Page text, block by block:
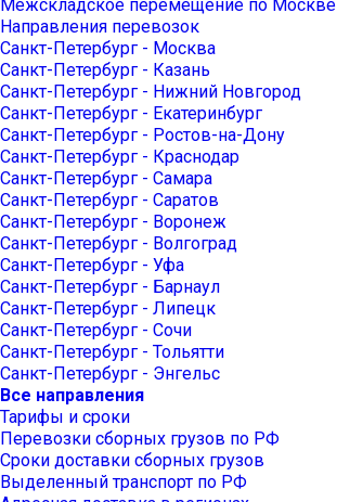
Межскладское перемещение по Москве
Направления перевозок
Санкт-Петербург - Москва
Санкт-Петербург - Казань
Санкт-Петербург - Нижний Новгород
Санкт-Петербург - Екатеринбург
Санкт-Петербург - Ростов-на-Дону
Санкт-Петербург - Краснодар
Санкт-Петербург - Самара
Санкт-Петербург - Саратов
Санкт-Петербург - Воронеж
Санкт-Петербург - Волгоград
Санкт-Петербург - Уфа
Санкт-Петербург - Барнаул
Санкт-Петербург - Липецк
Санкт-Петербург - Сочи
Санкт-Петербург - Тольятти
Санкт-Петербург - Энгельс
Все направления
Тарифы и сроки
Перевозки сборных грузов по РФ
Сроки доставки сборных грузов
Выделенный транспорт по РФ